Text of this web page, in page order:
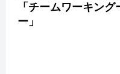
「チームワーキン
ー」